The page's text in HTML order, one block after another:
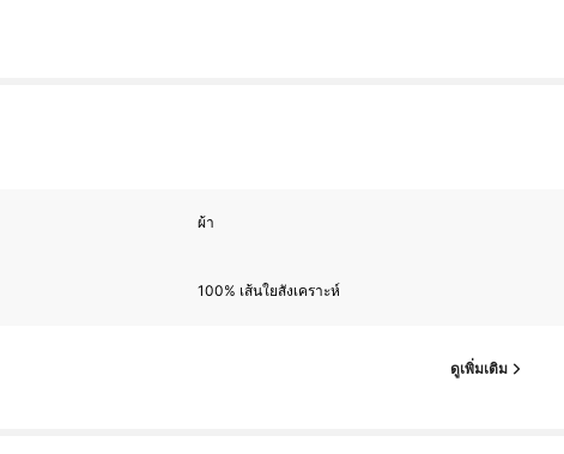
ผ้า
100% เส้นใยสังเคราะห์
ดูเพิ่มเติม